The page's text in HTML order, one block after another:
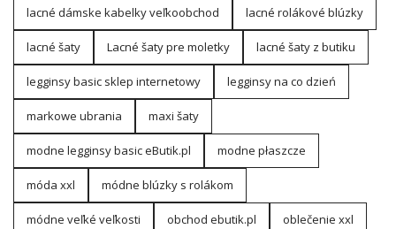
lacné dámske kabelky veľkoobchod lacné rolákové blúzky
lacné šaty Lacné šaty pre moletky lacné šaty z butiku
legginsy basic sklep internetowy legginsy na co dzień
markowe ubrania maxi šaty
modne legginsy basic eButik.pl modne płaszcze
móda xxl módne blúzky s rolákom
módne veľké veľkosti obchod ebutik.pl oblečenie xxl